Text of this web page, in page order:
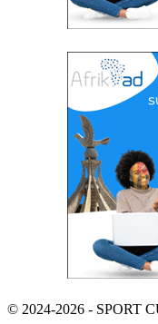
© 2024-2026 - SPORT